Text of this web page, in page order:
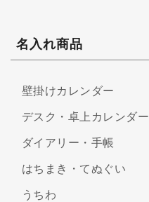
名入れ商品
壁掛けカレンダー
デスク・卓上カレンダー
ダイアリー・手帳
はちまき・てぬぐい
うちわ